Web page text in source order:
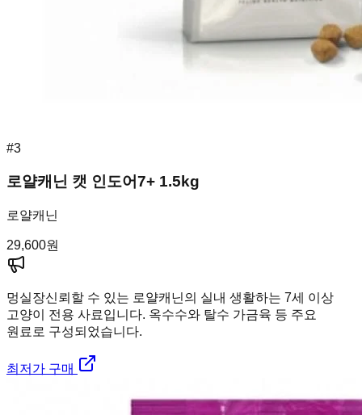
#3
로얄캐닌 캣 인도어7+ 1.5kg
로얄캐닌
29,600원
멍실장신뢰할 수 있는 로얄캐닌의 실내 생활하는 7세 이상
고양이 전용 사료입니다. 옥수수와 탈수 가금육 등 주요
원료로 구성되었습니다.
최저가 구매